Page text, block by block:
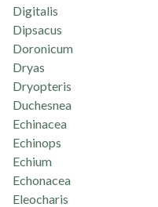
Digitalis
Dipsacus
Doronicum
Dryas
Dryopteris
Duchesnea
Echinacea
Echinops
Echium
Echonacea
Eleocharis